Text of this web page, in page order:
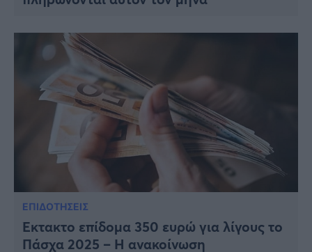
ΕΠΙΔΟΤΗΣΕΙΣ
Έκτακτο επίδομα 350 ευρώ για λίγους το
Πάσχα 2025 – Η ανακοίνωση